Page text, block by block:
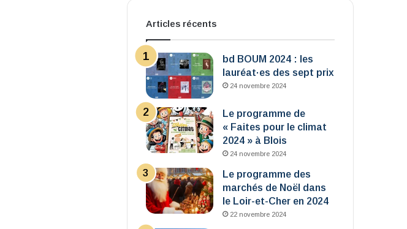
Articles récents
bd BOUM 2024 : les
lauréat·es des sept prix
24 novembre 2024
Le programme de
« Faites pour le climat
2024 » à Blois
24 novembre 2024
Le programme des
marchés de Noël dans
le Loir-et-Cher en 2024
22 novembre 2024